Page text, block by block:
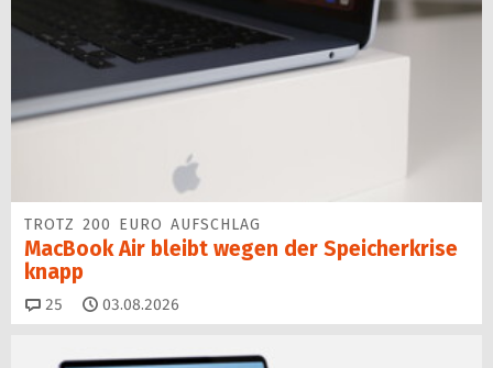
TROTZ 200 EURO AUFSCHLAG
MacBook Air bleibt wegen der Speicherkrise
knapp
25 Kommentare
03.08.2026